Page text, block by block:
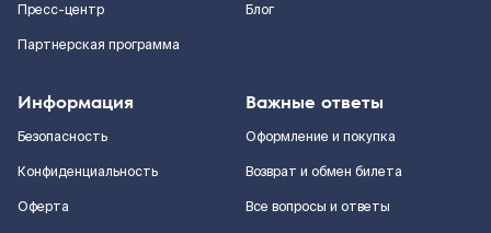
Пресс-центр
Партнерская программа
Блог
Информация
Безопасность
Конфиденциальность
Оферта
Важные ответы
Оформление и покупка
Возврат и обмен билета
Все вопросы и ответы